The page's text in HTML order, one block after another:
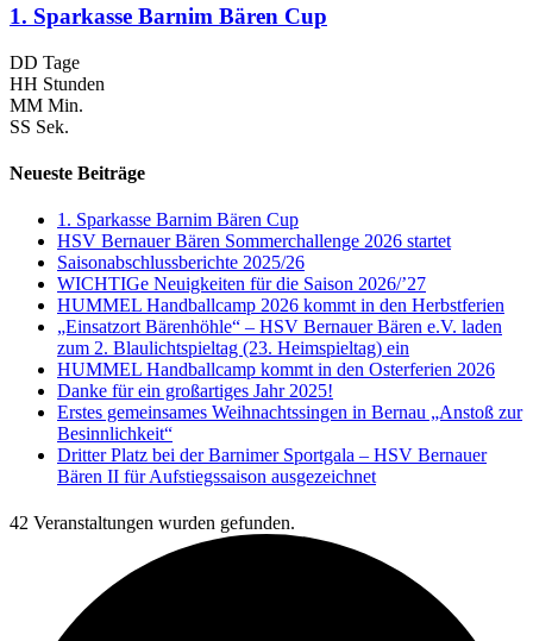
1. Sparkasse Barnim Bären Cup
DD Tage
HH Stunden
MM Min.
SS Sek.
Neueste Beiträge
1. Sparkasse Barnim Bären Cup
HSV Bernauer Bären Sommerchallenge 2026 startet
Saisonabschlussberichte 2025/26
WICHTIGe Neuigkeiten für die Saison 2026/’27
HUMMEL Handballcamp 2026 kommt in den Herbstferien
„Einsatzort Bärenhöhle“ – HSV Bernauer Bären e.V. laden
zum 2. Blaulichtspieltag (23. Heimspieltag) ein
HUMMEL Handballcamp kommt in den Osterferien 2026
Danke für ein großartiges Jahr 2025!
Erstes gemeinsames Weihnachtssingen in Bernau „Anstoß zur
Besinnlichkeit“
Dritter Platz bei der Barnimer Sportgala – HSV Bernauer
Bären II für Aufstiegssaison ausgezeichnet
42 Veranstaltungen wurden gefunden.